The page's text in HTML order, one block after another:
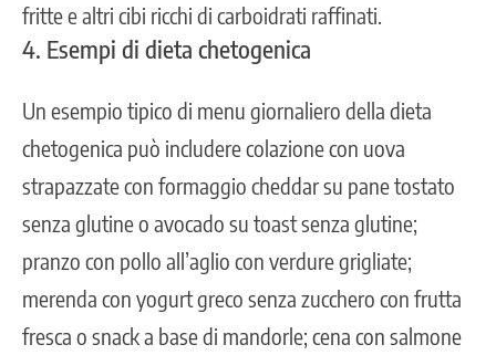
fritte e altri cibi ricchi di carboidrati raffinati.
4. Esempi di dieta chetogenica
Un esempio tipico di menu giornaliero della dieta
chetogenica può includere colazione con uova
strapazzate con formaggio cheddar su pane tostato
senza glutine o avocado su toast senza glutine;
pranzo con pollo all’aglio con verdure grigliate;
merenda con yogurt greco senza zucchero con frutta
fresca o snack a base di mandorle; cena con salmone